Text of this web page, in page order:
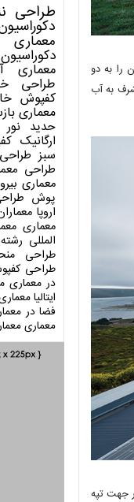
را به دو
به آب
جهت تپه
طراحی
معماری
دکوراسیون
معماری
طراحی
کفپوش
معماری
حدید
ارگانیک
سبز
طراحی
معماری
پوش
اروپا
معماری
المللی
طراحی
طراحی
در معماری
ایتالیا
فضا در
معماری